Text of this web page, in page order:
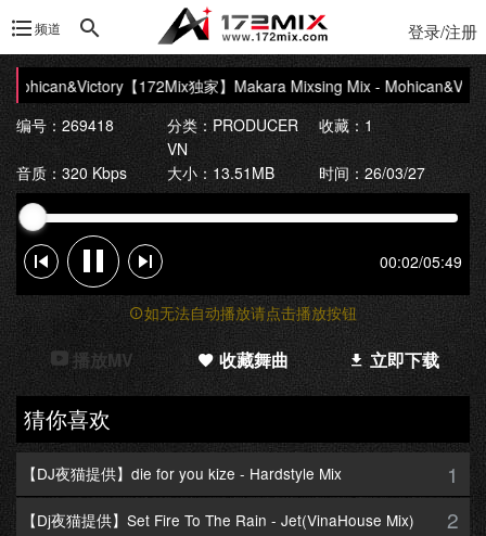
频道 登录/注册
【172Mix独家】Makara Mixsing Mix -
编号：269418
分类：PRODUCER
VN
收藏：1
音质：320 Kbps 大小：13.51MB 时间：26/03/27
00:02/05:49
如无法自动播放请点击播放按钮
播放MV 收藏舞曲 立即下载
猜你喜欢
【DJ夜猫提供】die for you kize - Hardstyle Mix 1
【Dj夜猫提供】Set Fire To The Rain - Jet(VinaHouse Mix) 2